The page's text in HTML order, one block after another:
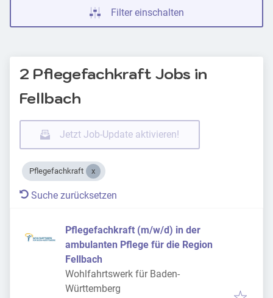
Filter einschalten
2 Pflegefachkraft Jobs in
Fellbach
Jetzt Job-Update aktivieren!
Pflegefachkraft
Suche zurücksetzen
Pflegefachkraft (m/w/d) in der
ambulanten Pflege für die Region
Fellbach
Wohlfahrtswerk für Baden-
Württemberg